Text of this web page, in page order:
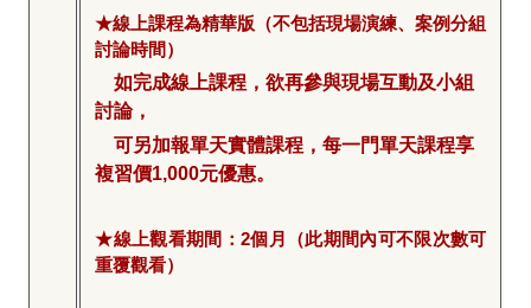
★線上課程為精華版（不包括現場演練、案例分組
討論時間）
如完成線上課程，欲再參與現場互動及小組
討論，
可另加報單天實體課程，每一門單天課程享
複習價1,000元優惠。
★線上觀看期間：2個月（此期間內可不限次數可
重覆觀看）